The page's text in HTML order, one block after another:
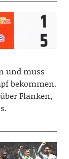
und muss
bekommen.
Flanken,